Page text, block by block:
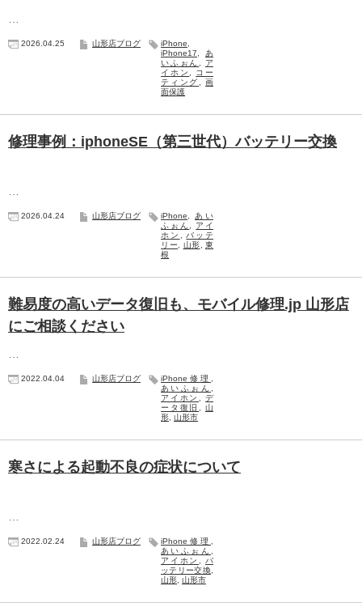
2026.04.25 山形店ブログ iPhone
iPhone17
あ
いふぉん
ア
イホン
コー
ティング
,画
面保護
修理事例：iphoneSE（第三世代）バッテリー交換
2026.04.24 山形店ブログ iPhone
あい
ふぉん
アイ
ホン
バッテ
リー
山形
東
根
難易度の高いデータ復旧も、モバイル修理.jp 山形店
にご相談ください
2022.04.04 山形店ブログ iPhone修理
あいふぉん
アイホン
,デ
ータ復旧
,山
形 山形市
寒さによる起動不良の症状について
2022.02.24 山形店ブログ iPhone修理
あいふぉん
アイホン
バ
ッテリー交換
山形 山形市